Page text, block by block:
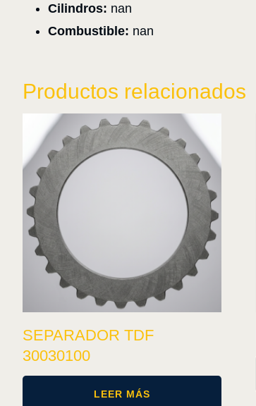
Cilindros: nan
Combustible: nan
Productos relacionados
SEPARADOR TDF
30030100
LEER MÁS